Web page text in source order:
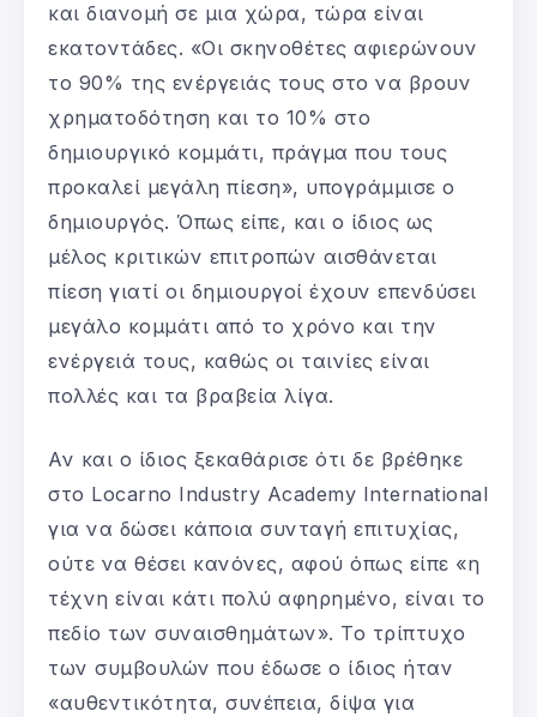
και διανομή σε μια χώρα, τώρα είναι
εκατοντάδες. «Οι σκηνοθέτες αφιερώνουν
το 90% της ενέργειάς τους στο να βρουν
χρηματοδότηση και το 10% στο
δημιουργικό κομμάτι, πράγμα που τους
προκαλεί μεγάλη πίεση», υπογράμμισε ο
δημιουργός. Όπως είπε, και ο ίδιος ως
μέλος κριτικών επιτροπών αισθάνεται
πίεση γιατί οι δημιουργοί έχουν επενδύσει
μεγάλο κομμάτι από το χρόνο και την
ενέργειά τους, καθώς οι ταινίες είναι
πολλές και τα βραβεία λίγα.
Αν και ο ίδιος ξεκαθάρισε ότι δε βρέθηκε
στο Locarno Industry Academy International
για να δώσει κάποια συνταγή επιτυχίας,
ούτε να θέσει κανόνες, αφού όπως είπε «η
τέχνη είναι κάτι πολύ αφηρημένο, είναι το
πεδίο των συναισθημάτων». Το τρίπτυχο
των συμβουλών που έδωσε ο ίδιος ήταν
«αυθεντικότητα, συνέπεια, δίψα για